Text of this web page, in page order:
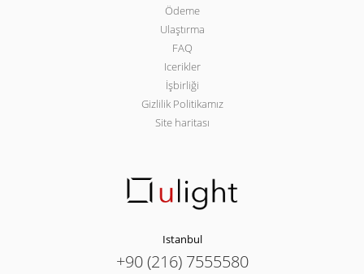
Ödeme
Ulaştırma
FAQ
Icerikler
İşbirliği
Gizlilik Politikamız
Site haritası
Istanbul
+90 (216) 7555580